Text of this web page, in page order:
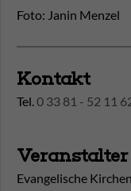
Foto: Janin Menzel
Kontakt
Tel.0 33 81 - 52 11
Veranstalter
Evangelische